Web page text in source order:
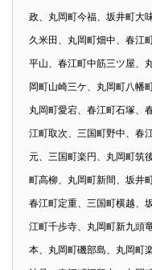
政、丸岡町今福、坂井町大
久米田、丸岡町畑中、春江
平山、春江町中筋三ツ屋、
岡町山崎三ケ、丸岡町八幡
丸岡町愛宕、春江町石塚、
江町取次、三国町野中、春
元、三国町楽円、丸岡町筑
町高柳、丸岡町新間、坂井
春江町定重、三国町横越、
江町千歩寺、丸岡町新九頭
本、丸岡町磯部島、丸岡町